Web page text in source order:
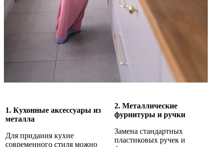
1. Кухонные аксессуары из
металла
Для придания кухне
современного стиля можно
2. Металлические
фурнитуры и ручки
Замена стандартных
пластиковых ручек и